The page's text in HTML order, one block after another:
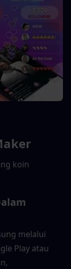
koin
melalui
Play atau